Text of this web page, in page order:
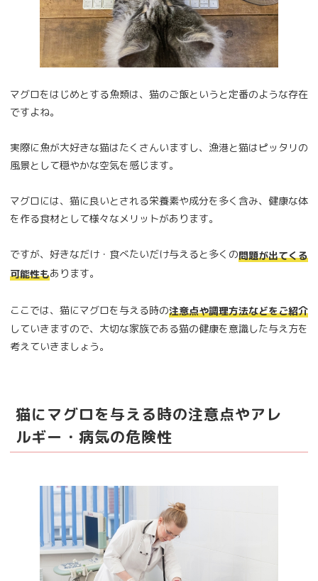
マグロをはじめとする魚類は、猫のご飯というと定番のような存在
ですよね。
実際に魚が大好きな猫はたくさんいますし、漁港と猫はピッタリの
風景として穏やかな空気を感じます。
マグロには、猫に良いとされる栄養素や成分を多く含み、健康な体
を作る食材として様々なメリットがあります。
ですが、好きなだけ・食べたいだけ与えると多くの問題が出てくる
可能性もあります。
ここでは、猫にマグロを与える時の注意点や調理方法などをご紹介
していきますので、大切な家族である猫の健康を意識した与え方を
考えていきましょう。
猫にマグロを与える時の注意点やアレ
ルギー・病気の危険性